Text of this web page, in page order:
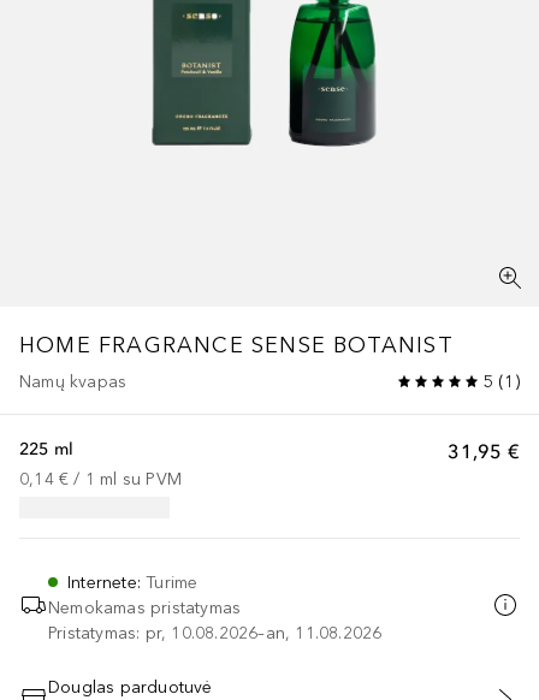
HOME FRAGRANCE SENSE BOTANIST
Namų kvapas 5 (1 )
31,95 €
225 ml
0,14 € / 1 ml su PVM
Internete:Turime
Nemokamas pristatymas
Pristatymas: pr, 10.08.2026–an, 11.08.2026
Douglas parduotuvė